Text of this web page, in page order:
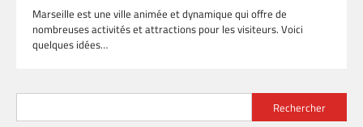
Marseille est une ville animée et dynamique qui offre de
nombreuses activités et attractions pour les visiteurs. Voici
quelques idées…
Rechercher